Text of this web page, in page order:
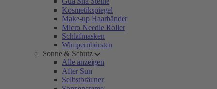
Kosmetikspiegel
Make-up Haarbänder
Micro Needle Roller
Schlafmasken
Wimpernbürsten
Sonne & Schutz
Alle anzeigen
After Sun
Selbstbräuner